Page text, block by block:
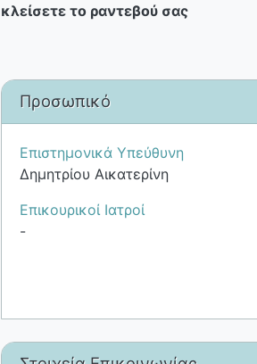
κλείσετε το ραντεβού σας
Προσωπικό
Επιστημονικά Υπεύθυνη
Δημητρίου Αικατερίνη
Επικουρικοί Ιατροί
-